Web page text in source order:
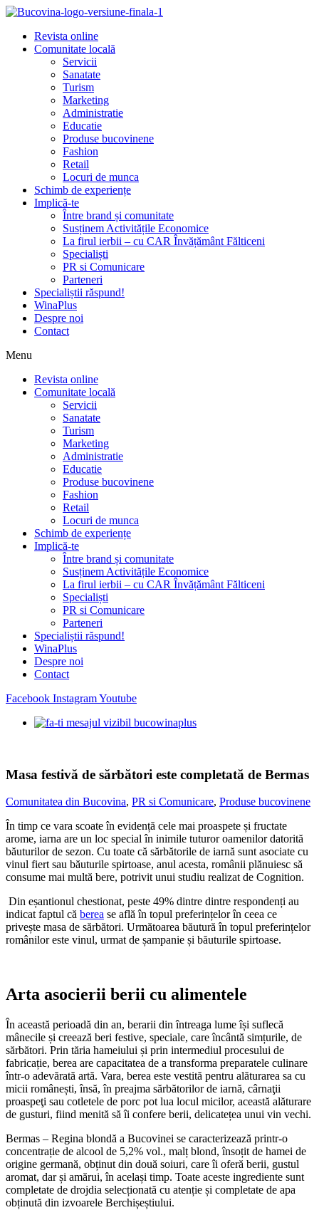
Revista online
Comunitate locală
Servicii
Sanatate
Turism
Marketing
Administratie
Educatie
Produse bucovinene
Fashion
Retail
Locuri de munca
Schimb de experiențe
Implică-te
Între brand și comunitate
Susținem Activitățile Economice
La firul ierbii – cu CAR Învățământ Fălticeni
Specialiști
PR si Comunicare
Parteneri
Specialiștii răspund!
WinaPlus
Despre noi
Contact
Menu
Revista online
Comunitate locală
Servicii
Sanatate
Turism
Marketing
Administratie
Educatie
Produse bucovinene
Fashion
Retail
Locuri de munca
Schimb de experiențe
Implică-te
Între brand și comunitate
Susținem Activitățile Economice
La firul ierbii – cu CAR Învățământ Fălticeni
Specialiști
PR si Comunicare
Parteneri
Specialiștii răspund!
WinaPlus
Despre noi
Contact
Facebook InstagramYoutube
Masa festivă de sărbători este completată de Bermas
Comunitatea din Bucovina, PR si Comunicare, Produse bucovinene
În timp ce vara scoate în evidență cele mai proaspete și fructate
arome, iarna are un loc special în inimile tuturor oamenilor datorită
băuturilor de sezon. Cu toate că sărbătorile de iarnă sunt asociate cu
vinul fiert sau băuturile spirtoase, anul acesta, românii plănuiesc să
consume mai multă bere, potrivit unui studiu realizat de Cognition.
Din eșantionul chestionat, peste 49% dintre dintre respondenți au
indicat faptul că berea se află în topul preferințelor în ceea ce
privește masa de sărbători. Următoarea băutură în topul preferințelor
românilor este vinul, urmat de șampanie și băuturile spirtoase.
Arta asocierii berii cu alimentele
În această perioadă din an, berarii din întreaga lume își suflecă
mânecile și creează beri festive, speciale, care încântă simțurile, de
sărbători. Prin tăria hameiului și prin intermediul procesului de
fabricație, berea are capacitatea de a transforma preparatele culinare
într-o adevărată artă. Vara, berea este vestită pentru alăturarea sa cu
micii românești, însă, în preajma sărbătorilor de iarnă, cârnaţii
proaspeţi sau cotletele de porc pot lua locul micilor, această alăturare
de gusturi, fiind menită să îi confere berii, delicatețea unui vin vechi.
Bermas – Regina blondă a Bucovinei se caracterizează printr-o
concentrație de alcool de 5,2% vol., malț blond, însoțit de hamei de
origine germană, obținut din două soiuri, care îi oferă berii, gustul
aromat, dar și amărui, în același timp. Toate aceste ingrediente sunt
completate de drojdia selecționată cu atenție și completate de apa
obținută din izvoarele Berchișeștiului.